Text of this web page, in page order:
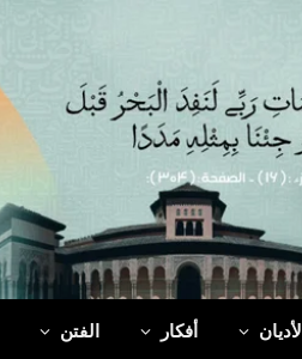
أفكار الفتن